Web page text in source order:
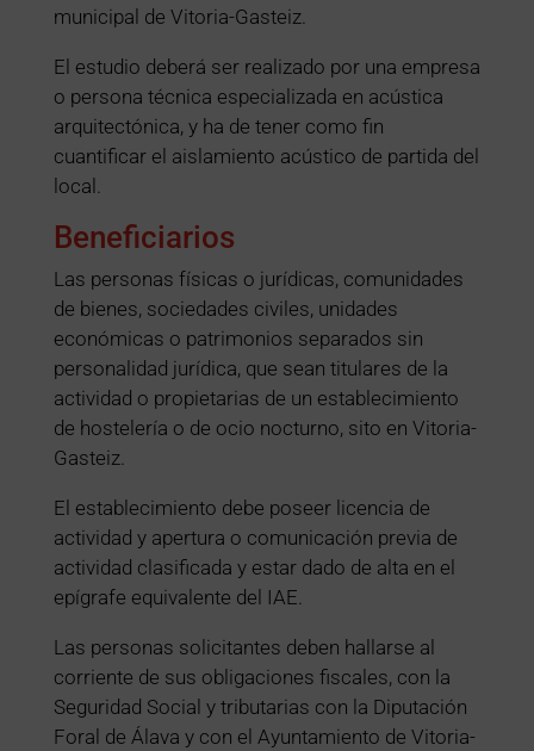
municipal de Vitoria-Gasteiz.
El estudio deberá ser realizado por una empresa
o persona técnica especializada en acústica
arquitectónica, y ha de tener como fin
cuantificar el aislamiento acústico de partida del
local.
Beneficiarios
Las personas físicas o jurídicas, comunidades
de bienes, sociedades civiles, unidades
económicas o patrimonios separados sin
personalidad jurídica, que sean titulares de la
actividad o propietarias de un establecimiento
de hostelería o de ocio nocturno, sito en Vitoria-
Gasteiz.
El establecimiento debe poseer licencia de
actividad y apertura o comunicación previa de
actividad clasificada y estar dado de alta en el
epígrafe equivalente del IAE.
Las personas solicitantes deben hallarse al
corriente de sus obligaciones fiscales, con la
Seguridad Social y tributarias con la Diputación
Foral de Álava y con el Ayuntamiento de Vitoria-